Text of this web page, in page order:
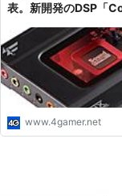
表。新開発のDSP「
www.4gamer.net